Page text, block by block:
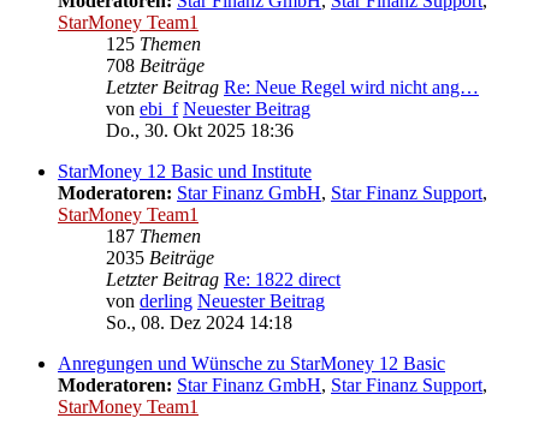
StarMoney Team1
125 Themen
708 Beiträge
Letzter Beitrag Re: Neue Regel wird nicht ang…
von ebi_f Neuester Beitrag
Do., 30. Okt 2025 18:36
StarMoney 12 Basic und Institute
Moderatoren: Star Finanz GmbH, Star Finanz Support,
StarMoney Team1
187 Themen
2035 Beiträge
Letzter Beitrag Re: 1822 direct
von derling Neuester Beitrag
So., 08. Dez 2024 14:18
Anregungen und Wünsche zu StarMoney 12 Basic
Moderatoren: Star Finanz GmbH, Star Finanz Support,
StarMoney Team1